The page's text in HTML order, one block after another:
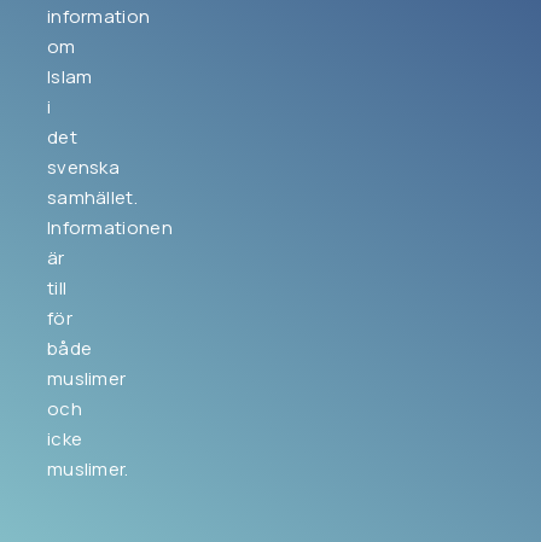
information
om
Islam
i
det
svenska
samhället.
Informationen
är
till
för
både
muslimer
och
icke
muslimer.